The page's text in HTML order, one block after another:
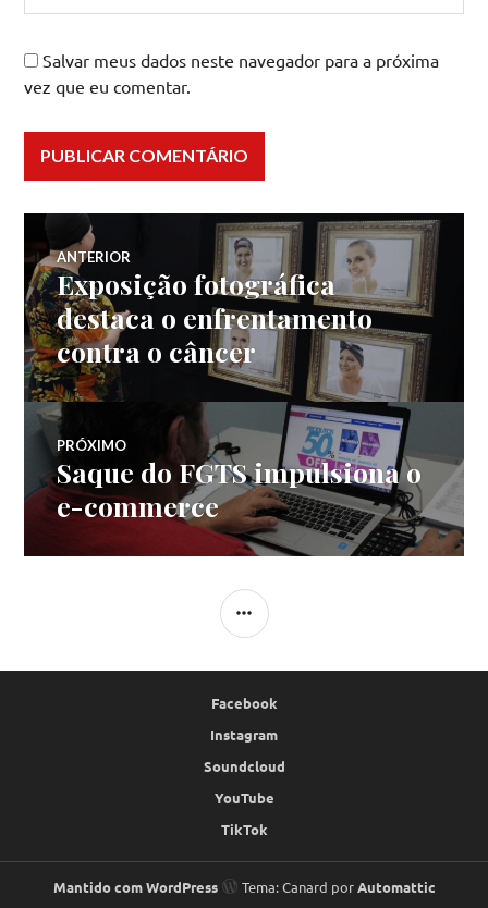
Salvar meus dados neste navegador para a próxima
vez que eu comentar.
Navegação
de
Post
ANTERIOR
Post
anterior:
Exposição fotográfica
destaca o enfrentamento
contra o câncer
PRÓXIMO
Próximo
post:
Saque do FGTS impulsiona o
e-commerce
LATERAL
Facebook
Instagram
Soundcloud
YouTube
TikTok
Mantido com WordPress Tema: Canard porAutomattic